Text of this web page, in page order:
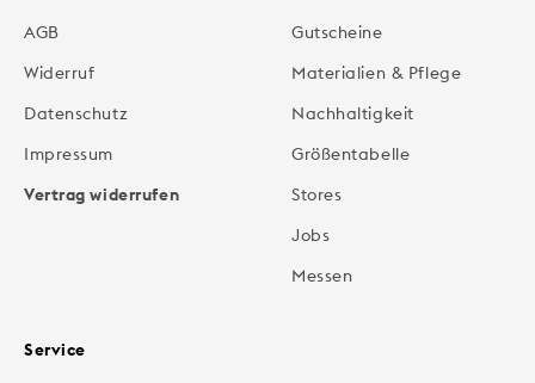
AGB
Widerruf
Datenschutz
Impressum
Vertrag widerrufen
Gutscheine
Materialien & Pflege
Nachhaltigkeit
Größentabelle
Stores
Jobs
Messen
Service